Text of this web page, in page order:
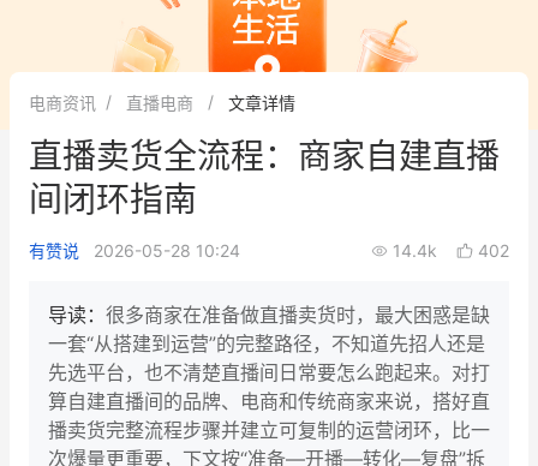
新零售最佳实践
面对面聊增长
新零售大会
增长产品指南
智库 产品场景库
产品更新动态 帮助中心
电商资讯 直播电商 文章详情
直播卖货全流程：商家自建直播
间闭环指南
有赞说 2026-05-28 10:24 14.4k 402
导读： 很多商家在准备做直播卖货时，最大困惑是缺
一套“从搭建到运营”的完整路径，不知道先招人还是
先选平台，也不清楚直播间日常要怎么跑起来。对打
算自建直播间的品牌、电商和传统商家来说，搭好直
播卖货完整流程步骤并建立可复制的运营闭环，比一
次爆量更重要，下文按“准备—开播—转化—复盘”拆